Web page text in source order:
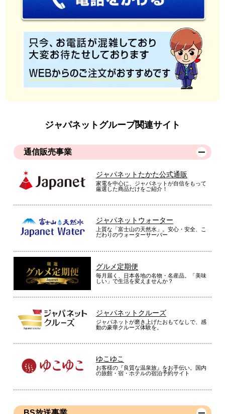
ジャパネットグループ関連サイト
通信販売事業
ジャパネットたかた公式通販
家電を中心に、ジャパネットが自信をもって
厳選した商品だけをご紹介！
ジャパネットウォーター
上質な「富士山の天然水」。安心・安全、こ
だわりのウォーターサーバー
グルメ定期便
毎月届く、日本各地の名物・名産品。「美味
しい」で生活を変えませんか？
ジャパネットクルーズ
ジャパネットが磨き上げたおもてなしで、感
動の豪華クルーズ体験を。
ゆこゆこ
お客様の『良質な温泉旅』をお手伝い。国内
の旅館・宿・ホテルの宿泊予約サイト